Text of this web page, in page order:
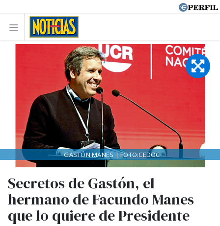
Secretos de Gastón, el
hermano de Facundo Manes
que lo quiere de Presidente
GASTÓN MANES | FOTO:CEDOC